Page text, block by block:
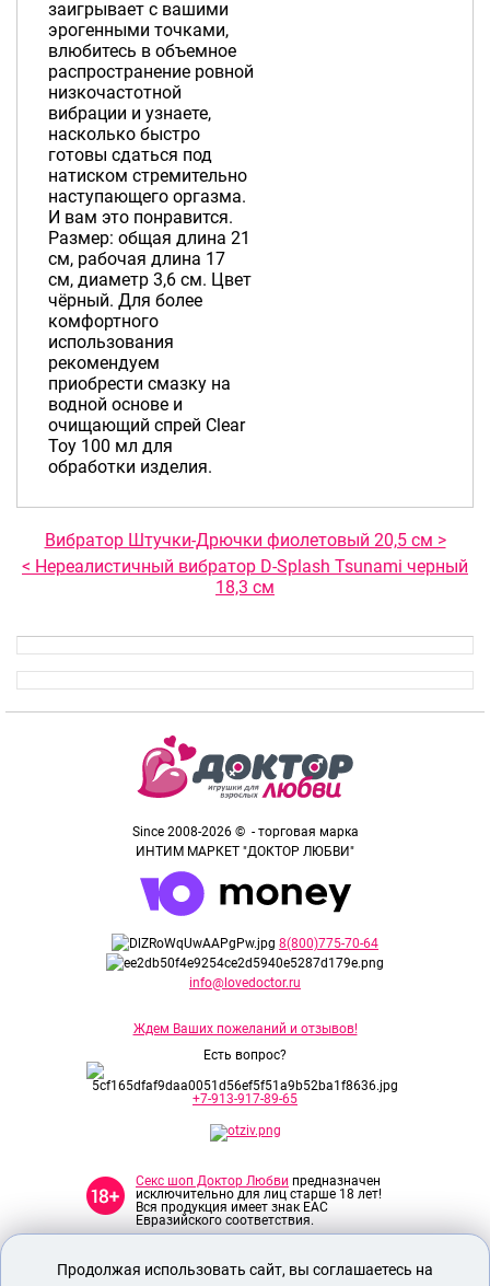
заигрывает с вашими
эрогенными точками,
влюбитесь в объемное
распространение ровной
низкочастотной
вибрации и узнаете,
насколько быстро
готовы сдаться под
натиском стремительно
наступающего оргазма.
И вам это понравится.
Размер: общая длина 21
см, рабочая длина 17
см, диаметр 3,6 см. Цвет
чёрный. Для более
комфортного
использования
рекомендуем
приобрести смазку на
водной основе и
очищающий спрей Clear
Toy 100 мл для
обработки изделия.
Вибратор Штучки-Дрючки фиолетовый 20,5 см >
< Нереалистичный вибратор D-Splash Tsunami черный
18,3 см
Since 2008-2026 © - торговая марка
ИНТИМ МАРКЕТ "ДОКТОР ЛЮБВИ"
8(800)775-70-64
info@lovedoctor.ru
Ждем Ваших пожеланий и отзывов!
Есть вопрос?
+7-913-917-89-65
Секс шоп Доктор Любви предназначен
исключительно для лиц старше 18 лет!
Вся продукция имеет знак EAC
Евразийского соответствия.
О МАГАЗИНЕ
Продолжая использовать сайт, вы соглашаетесь на